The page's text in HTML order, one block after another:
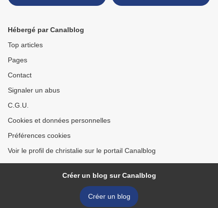
>
Hébergé par Canalblog
Top articles
Pages
Contact
Signaler un abus
C.G.U.
Cookies et données personnelles
Préférences cookies
Voir le profil de christalie sur le portail Canalblog
Créer un blog sur Canalblog
Créer un blog